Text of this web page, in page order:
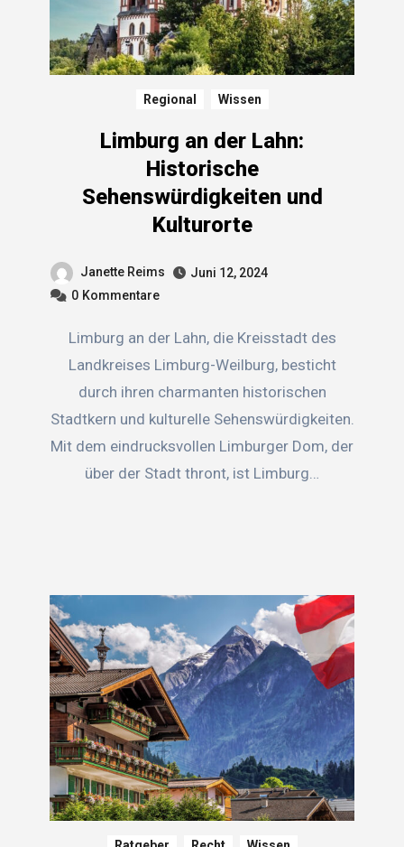
Regional Wissen
Limburg an der Lahn:
Historische
Sehenswürdigkeiten und
Kulturorte
Janette Reims
Juni 12, 2024
0 Kommentare
Limburg an der Lahn, die Kreisstadt des
Landkreises Limburg-Weilburg, besticht
durch ihren charmanten historischen
Stadtkern und kulturelle Sehenswürdigkeiten.
Mit dem eindrucksvollen Limburger Dom, der
über der Stadt thront, ist Limburg…